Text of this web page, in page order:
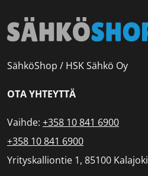
SähköShop / HSK Sähkö Oy
OTA YHTEYTTÄ
Vaihde: +358 10 841 6900
+358 10 841 6900
Yrityskalliontie 1, 85100 Kalajoki